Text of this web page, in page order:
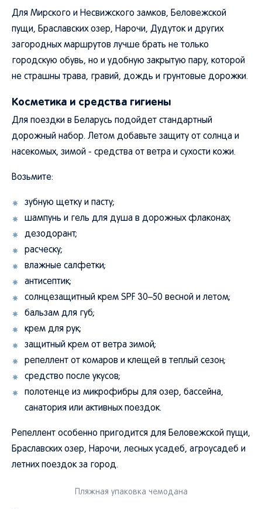
Для Мирского и Несвижского замков, Беловежской
пущи, Браславских озер, Нарочи, Дудуток и других
загородных маршрутов лучше брать не только
городскую обувь, но и удобную закрытую пару, которой
не страшны трава, гравий, дождь и грунтовые дорожки.
Косметика и средства гигиены
Для поездки в Беларусь подойдет стандартный
дорожный набор. Летом добавьте защиту от солнца и
насекомых, зимой - средства от ветра и сухости кожи.
Возьмите:
зубную щетку и пасту;
шампунь и гель для душа в дорожных флаконах;
дезодорант;
расческу;
влажные салфетки;
антисептик;
солнцезащитный крем SPF 30–50 весной и летом;
бальзам для губ;
крем для рук;
защитный крем от ветра зимой;
репеллент от комаров и клещей в теплый сезон;
средство после укусов;
полотенце из микрофибры для озер, бассейна,
санатория или активных поездок.
Репеллент особенно пригодится для Беловежской пущи,
Браславских озер, Нарочи, лесных усадеб, агроусадеб и
летних поездок за город.
Пляжная упаковка чемодана